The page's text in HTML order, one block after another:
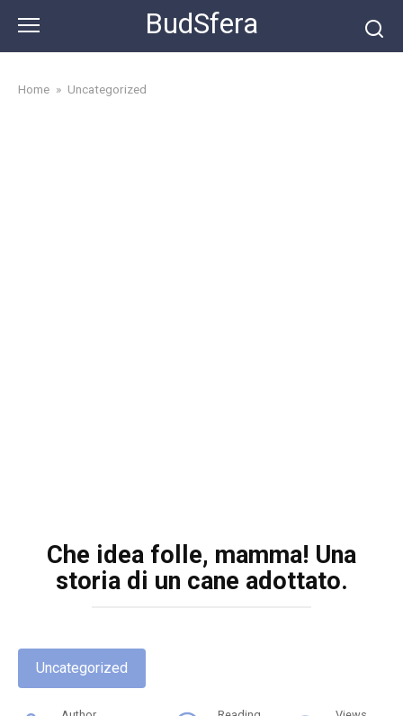
content
BudSfera
Home » Uncategorized
Che idea folle, mamma! Una
storia di un cane adottato.
Uncategorized